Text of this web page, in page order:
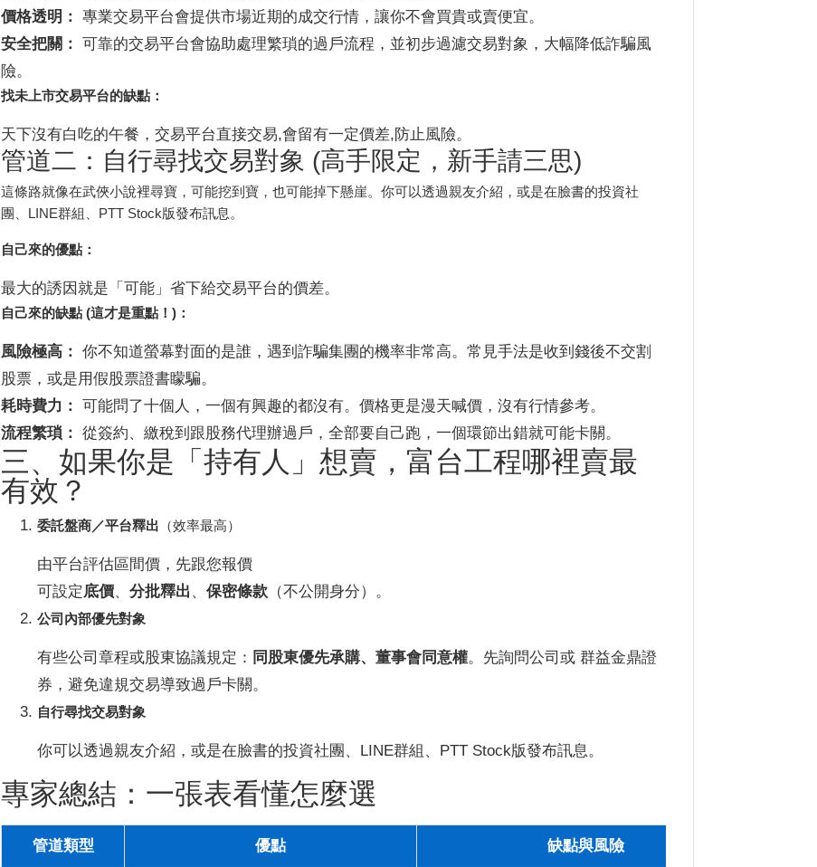
價格透明： 專業交易平台會提供市場近期的成交行情，讓你不會買貴或賣便宜。
安全把關： 可靠的交易平台會協助處理繁瑣的過戶流程，並初步過濾交易對象，大幅降低詐騙風
險。
找未上市交易平台的缺點：
天下沒有白吃的午餐，交易平台直接交易,會留有一定價差,防止風險。
管道二：自行尋找交易對象 (高手限定，新手請三思)
這條路就像在武俠小說裡尋寶，可能挖到寶，也可能掉下懸崖。你可以透過親友介紹，或是在臉書的投資社
團、LINE群組、PTT Stock版發布訊息。
自己來的優點：
最大的誘因就是「可能」省下給交易平台的價差。
自己來的缺點 (這才是重點！)：
風險極高： 你不知道螢幕對面的是誰，遇到詐騙集團的機率非常高。常見手法是收到錢後不交割
股票，或是用假股票證書矇騙。
耗時費力： 可能問了十個人，一個有興趣的都沒有。價格更是漫天喊價，沒有行情參考。
流程繁瑣： 從簽約、繳稅到跟股務代理辦過戶，全部要自己跑，一個環節出錯就可能卡關。
三、如果你是「持有人」想賣，富台工程哪裡賣最
有效？
委託盤商／平台釋出 （效率最高）
由平台評估區間價，先跟您報價
可設定底價、分批釋出 、保密條款 （不公開身分）。
公司內部優先對象
有些公司章程或股東協議規定： 同股東優先承購、董事會同意權。先詢問公司或 群益金鼎證
券，避免違規交易導致過戶卡關。
自行尋找交易對象
你可以透過親友介紹，或是在臉書的投資社團、LINE群組、PTT Stock版發布訊息。
專家總結：一張表看懂怎麼選
管道類型 優點 缺點與風險